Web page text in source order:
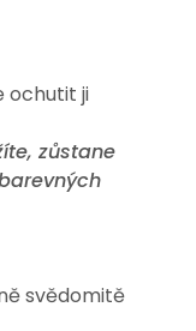
ochutit ji
zůstane
svědomitě